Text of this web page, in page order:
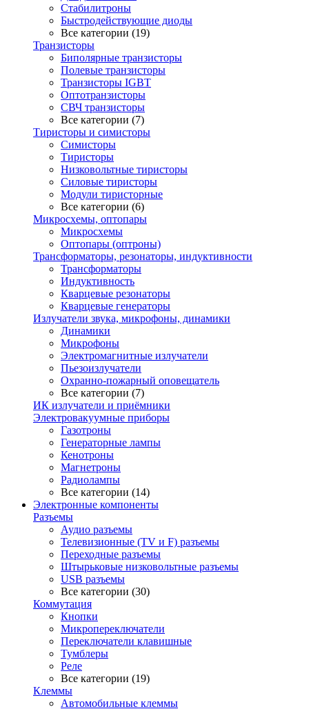
Стабилитроны
Быстродействующие диоды
Все категории (19)
Транзисторы
Биполярные транзисторы
Полевые транзисторы
Транзисторы IGBT
Оптотранзисторы
СВЧ транзисторы
Все категории (7)
Тиристоры и симисторы
Симисторы
Тиристоры
Низковольтные тиристоры
Силовые тиристоры
Модули тиристорные
Все категории (6)
Микросхемы, оптопары
Микросхемы
Оптопары (оптроны)
Трансформаторы, резонаторы, индуктивности
Трансформаторы
Индуктивность
Кварцевые резонаторы
Кварцевые генераторы
Излучатели звука, микрофоны, динамики
Динамики
Микрофоны
Электромагнитные излучатели
Пьезоизлучатели
Охранно-пожарный оповещатель
Все категории (7)
ИК излучатели и приёмники
Электровакуумные приборы
Газотроны
Генераторные лампы
Кенотроны
Магнетроны
Радиолампы
Все категории (14)
Электронные компоненты
Разъемы
Аудио разъемы
Телевизионные (TV и F) разъемы
Переходные разъемы
Штырьковые низковольтные разъемы
USB разъемы
Все категории (30)
Коммутация
Кнопки
Микропереключатели
Переключатели клавишные
Тумблеры
Реле
Все категории (19)
Клеммы
Автомобильные клеммы